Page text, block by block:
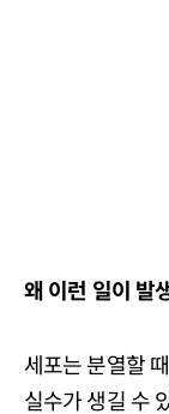
왜 이런 일이 발
세포는 분열할
실수가 생길 수